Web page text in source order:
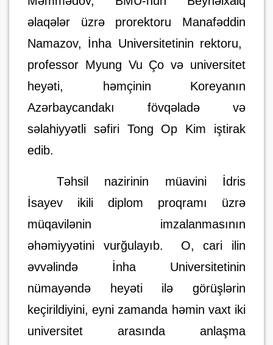
əlaqələr üzrə prorektoru Manafəddin
Namazov, İnha Universitetinin rektoru,
professor Myung Vu Ço və universitet
heyəti, həmçinin Koreyanın
Azərbaycandakı fövqəladə və
səlahiyyətli səfiri Tong Op Kim iştirak
edib.
Təhsil nazirinin müavini İdris
İsayev ikili diplom proqramı üzrə
müqavilənin imzalanmasının
əhəmiyyətini vurğulayıb.
O, cari ilin
əvvəlində
İnha Universitetinin
nümayəndə heyətiilə görüşlərin
keçirildiyini, eyni zamanda həmin vaxt iki
universitet arasında anlaşma